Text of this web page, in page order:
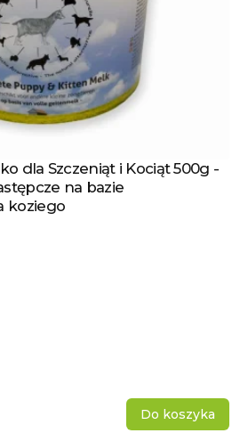
dla Szczeniąt i Kociąt 500g -
na bazie
koziego
Do koszyka